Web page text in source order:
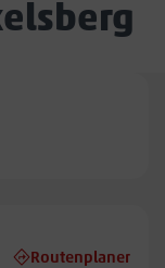
Routenplaner